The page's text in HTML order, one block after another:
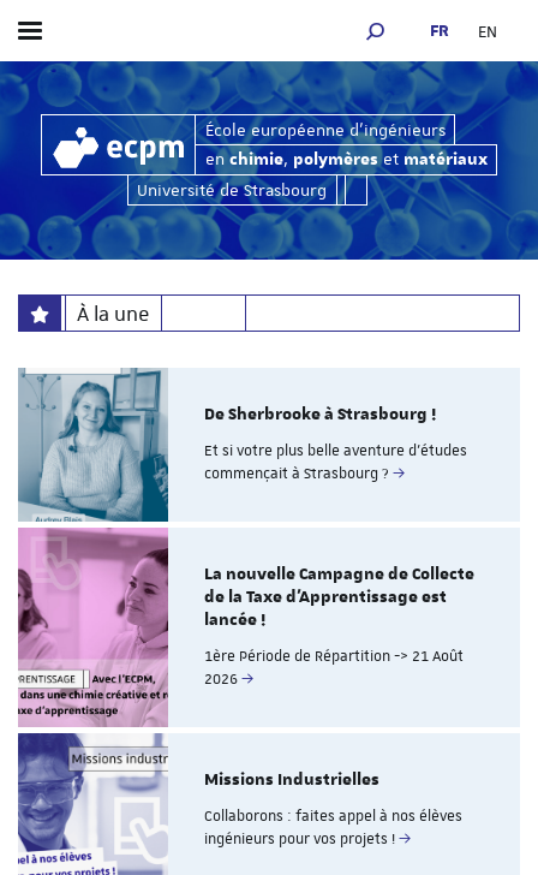
et
École européenne d'ingénieursenchimie
enchimie, polymèreset matériaux
Université de Strasbourg
Afficher / masquer le menu MOTEUR DE
FR EN
À la une
De Sherbrooke à Strasbourg !
Et si votre plus belle aventure d'études
commençait à Strasbourg ?
La nouvelle Campagne de Collecte
de la Taxe d’Apprentissage est
lancée !
1ère Période de Répartition -> 21 Août
2026
Missions Industrielles
Collaborons : faites appel à nos élèves
ingénieurs pour vos projets !